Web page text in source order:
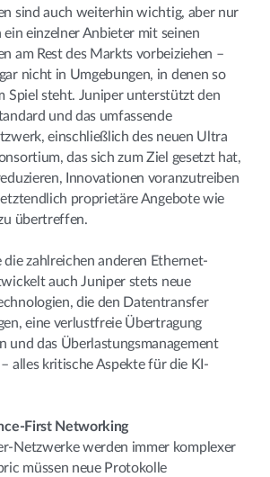
sind auch weiterhin wichtig, aber nur
ein einzelner Anbieter mit seinen
am Rest des Markts vorbeiziehen –
nicht in Umgebungen, in denen so
Spiel steht. Juniper unterstützt den
und das umfassende
einschließlich des neuen Ultra
das sich zum Ziel gesetzt hat,
Innovationen voranzutreiben
proprietäre Angebote wie
übertreffen.
die zahlreichen anderen Ethernet-
auch Juniper stets neue
die den Datentransfer
eine verlustfreie Übertragung
und das Überlastungsmanagement
alles kritische Aspekte für die KI-
First Networking
Netzwerke werden immer komplexer
müssen neue Protokolle